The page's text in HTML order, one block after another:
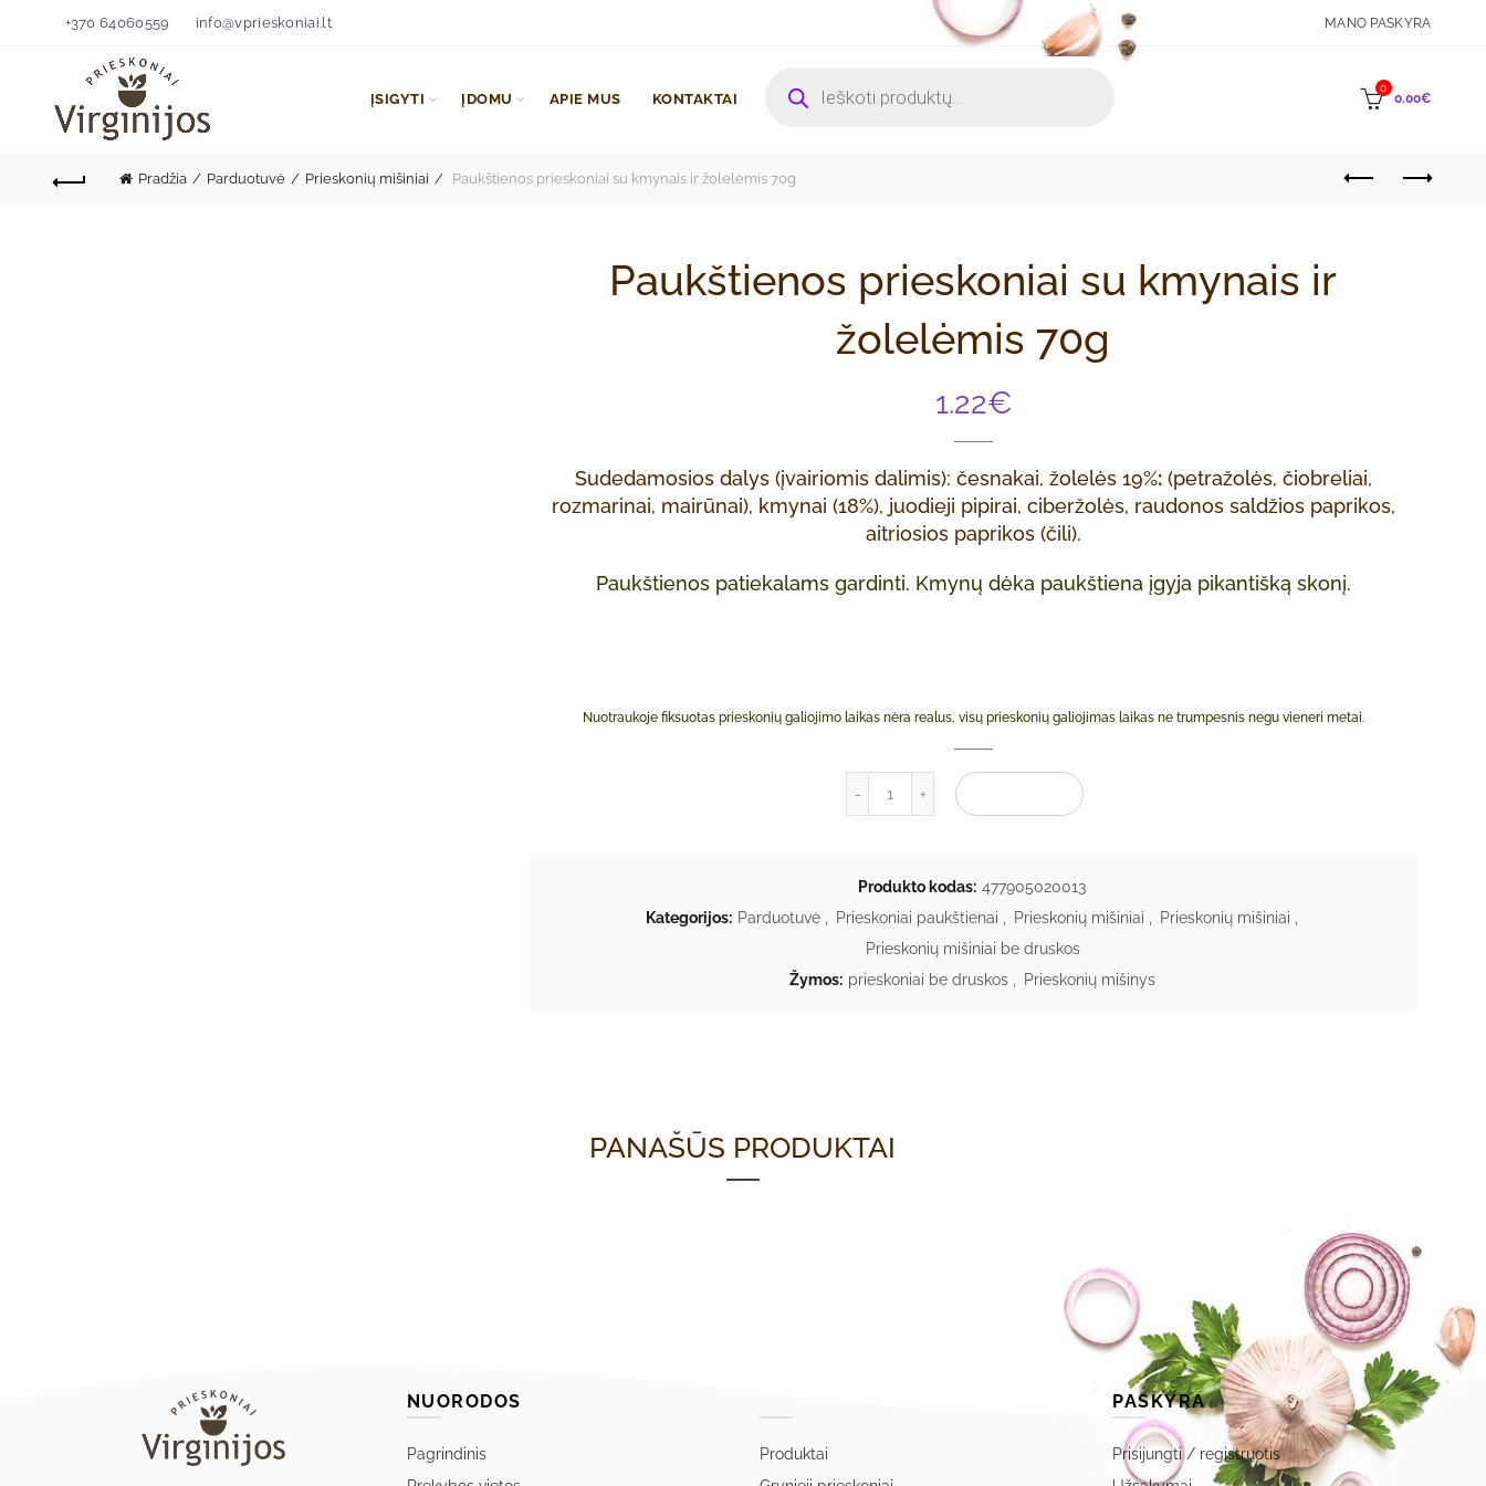
+370 64060559 info@vprieskoniai.lt MANO PASKYRA
ĮSIGYTI ĮDOMU APIE MUS KONTAKTAI
search
0
0.00€
Pradžia Parduotuvė Prieskonių mišiniai Paukštienos prieskoniai su kmynais ir žolelėmis 70g
Paukštienos prieskoniai su kmynais ir
žolelėmis 70g
1.22€
Sudedamosios dalys (įvairiomis dalimis): česnakai, žolelės 19%:(petražolės, čiobreliai,
rozmarinai, mairūnai), kmynai (18%), juodieji pipirai, ciberžolės, raudonos saldžios paprikos,
aitriosios paprikos (čili).
Paukštienos patiekalams gardinti. Kmynų dėka paukštiena įgyja pikantišką skonį.
Nuotraukoje fiksuotas prieskonių galiojimo laikas nėra realus, visų prieskonių galiojimas laikas ne trumpesnis negu vieneri metai.
produkto kiekis: Paukštienos prieskoniai su kmynais ir žolelėmis 70g
Produkto kodas: 477905020013
Kategorijos: Parduotuvė Prieskoniai paukštienai Prieskonių mišiniai Prieskonių mišiniai
Prieskonių mišiniai be druskos
Žymos: prieskoniai be druskos Prieskonių mišinys
PANAŠŪS PRODUKTAI
NUORODOS
Pagrindinis
Produktai
PASKYRA
Prisijungti / registruotis